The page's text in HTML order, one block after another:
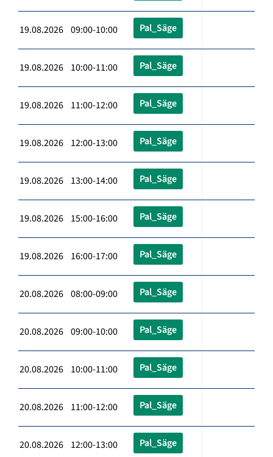
19.08.2026 09:00-10:00 Pal_Säge
19.08.2026 10:00-11:00 Pal_Säge
19.08.2026 11:00-12:00 Pal_Säge
19.08.2026 12:00-13:00 Pal_Säge
19.08.2026 13:00-14:00 Pal_Säge
19.08.2026 15:00-16:00 Pal_Säge
19.08.2026 16:00-17:00 Pal_Säge
20.08.2026 08:00-09:00 Pal_Säge
20.08.2026 09:00-10:00 Pal_Säge
20.08.2026 10:00-11:00 Pal_Säge
20.08.2026 11:00-12:00 Pal_Säge
20.08.2026 12:00-13:00 Pal_Säge